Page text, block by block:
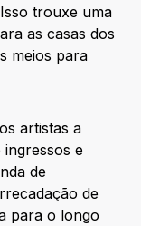
trouxe uma
as casas dos
meios para
artistas a
ingressos e
de
de
para o longo